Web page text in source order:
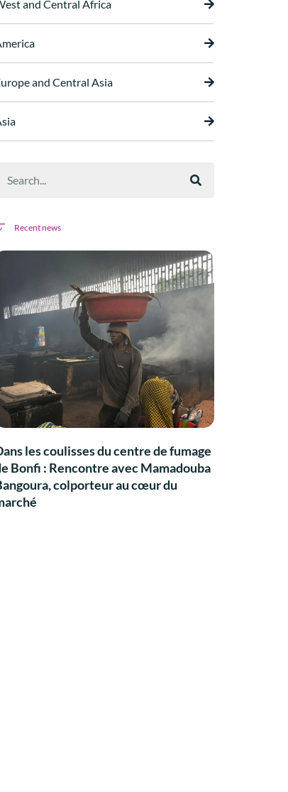
and Central Africa
and Central Asia
Recent news
les coulisses du centre de fumage
Bonfi : Rencontre avec Mamadouba
colporteur au cœur du